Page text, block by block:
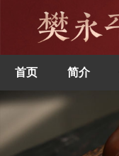
首页 简介